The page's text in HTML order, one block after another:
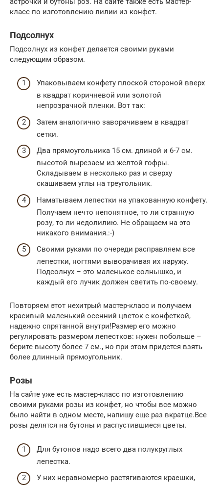
класс по изготовлению лилии из конфет.
Подсолнух
Подсолнух из конфет делается своими руками
следующим образом.
Упаковываем конфету плоской стороной вверх
в квадрат коричневой или золотой
непрозрачной пленки. Вот так:
Затем аналогично заворачиваем в квадрат
сетки.
Два прямоугольника 15 см. длиной и 6-7 см.
высотой вырезаем из желтой гофры.
Складываем в несколько раз и сверху
скашиваем углы на треугольник.
Наматываем лепестки на упакованную конфету.
Получаем нечто непонятное, то ли странную
розу, то ли недолилию. Не обращаем на это
никакого внимания.:-)
Своими руками по очереди расправляем все
лепестки, ногтями выворачивая их наружу.
Подсолнух – это маленькое солнышко, и
каждый его лучик должен светить по-своему.
Повторяем этот нехитрый мастер-класс и получаем
красивый маленький осенний цветок с конфеткой,
надежно спрятанной внутри!Размер его можно
регулировать размером лепестков: нужен побольше –
берите высоту более 7 см., но при этом придется взять
более длинный прямоугольник.
Розы
На сайте уже есть мастер-класс по изготовлению
своими руками розы из конфет, но чтобы все можно
было найти в одном месте, напишу еще раз вкратце.Все
розы делятся на бутоны и распустившиеся цветы.
Для бутонов надо всего два полукруглых
лепестка.
У них неравномерно растягиваются краешки,